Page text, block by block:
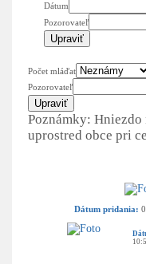
Dátum
Pozorovateľ
Počet mláďat
Pozorovateľ
Poznámky: Hniezdo
uprostred obce pri
Dátum pridania: